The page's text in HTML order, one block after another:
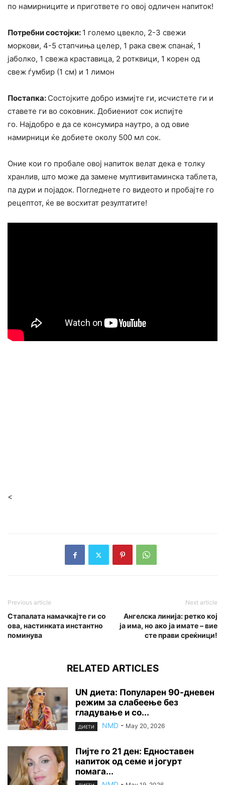
по намирниците и пригответе го овој одличен напиток!
Потребни состојки: 1 големо цвекло, 2-3 свежи
моркови, 4-5 стапчиња целер, 1 рака свеж спанаќ, 1
јаболко, 1 свежа краставица, 2 ротквици, 1 корен од
свеж ѓумбир (1 см) и 1 лимон
Постапка: Состојките добро измијте ги, исчистете ги и
ставете ги во соковник. Добиениот сок испијте
го. Најдобро е да се консумира наутро, а од овие
намирници ќе добиете околу 500 мл сок.
Оние кои го пробале овој напиток велат дека е толку
хранлив, што може да замене мултивитаминска таблета,
па дури и појадок. Погледнете го видеото и пробајте го
рецептот, ќе ве восхитат резултатите!
<
Previous article
Стапалата намачкајте ги со
ова, настинката инстантно
поминува
Next article
Ангелска линија: ретко кој
ја има, но ако ја имате – вие
сте прави среќници!
RELATED ARTICLES
UN диета: Популарен 90-дневен
режим за слабеење без
гладување и со...
ДИЕТИ NMD - May 20, 2026
Пијте го 21 ден: Едноставен
напиток од семе и јогурт
помага...